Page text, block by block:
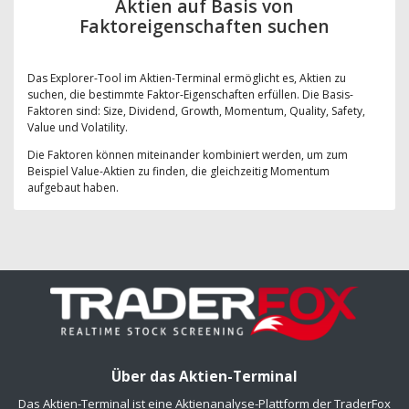
Aktien auf Basis von
Faktoreigenschaften suchen
Das Explorer-Tool im Aktien-Terminal ermöglicht es, Aktien zu
suchen, die bestimmte Faktor-Eigenschaften erfüllen. Die Basis-
Faktoren sind: Size, Dividend, Growth, Momentum, Quality, Safety,
Value und Volatility.
Die Faktoren können miteinander kombiniert werden, um zum
Beispiel Value-Aktien zu finden, die gleichzeitig Momentum
aufgebaut haben.
Über das Aktien-Terminal
Das Aktien-Terminal ist eine Aktienanalyse-Plattform der TraderFox